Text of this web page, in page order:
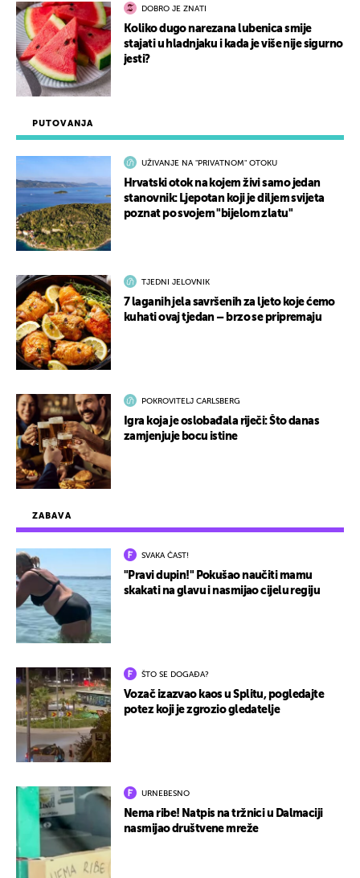
ZABAVA
SVAKA ČAST!
"Pravi dupin!" Pokušao naučiti mamu
skakati na glavu i nasmijao cijelu regiju
ŠTO SE DOGAĐA?
Vozač izazvao kaos u Splitu, pogledajte
potez koji je zgrozio gledatelje
URNEBESNO
Nema ribe! Natpis na tržnici u Dalmaciji
nasmijao društvene mreže
PUTOVANJA
UŽIVANJE NA "PRIVATNOM" OTOKU
Hrvatski otok na kojem živi samo jedan
stanovnik: Ljepotan koji je diljem svijeta
poznat po svojem "bijelom zlatu"
TJEDNI JELOVNIK
7 laganih jela savršenih za ljeto koje ćemo
kuhati ovaj tjedan – brzo se pripremaju
POKROVITELJ CARLSBERG
Igra koja je oslobađala riječi: Što danas
zamjenjuje bocu istine
DOBRO JE ZNATI
Koliko dugo narezana lubenica smije
stajati u hladnjaku i kada je više nije sigurno
jesti?